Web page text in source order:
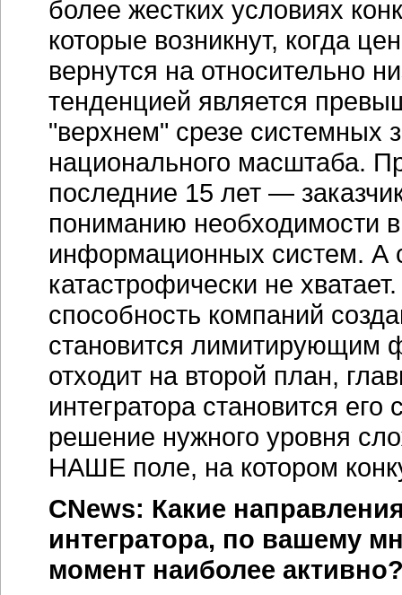
более жестких условиях
которые возникнут, когда
вернутся на относительно
тенденцией является
"верхнем" срезе системных
национального масштаба.
последние 15 лет —
пониманию необходимости
информационных систем. А
катастрофически не
способность компаний
становится лимитирующим
отходит на второй план,
интегратора становится
решение нужного уровня
НАШЕ поле, на котором
CNews: Какие
интегратора, по вашему
момент наиболее